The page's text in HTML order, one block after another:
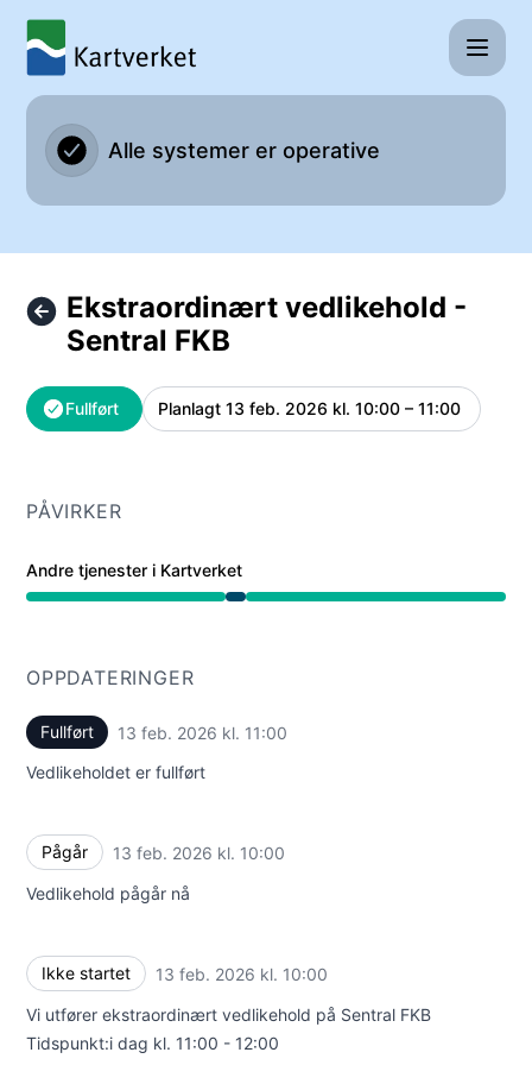
Kartverket - Ekstraordinært vedlikehold - Sentral FKB –
Alle systemer er operative
Ekstraordinært vedlikehold -
Sentral FKB
Fullført Planlagt 13 feb. 2026 kl. 10:00 – 11:00 UTC
PÅVIRKER
Andre tjenester i Kartverket
Vedlikehold fra 10:00 AM til 11:00 AM
OPPDATERINGER
Fullført 13 feb. 2026 kl. 11:00
Vedlikeholdet er fullført
Pågår 13 feb. 2026 kl. 10:00
Vedlikehold pågår nå
Ikke startet 13 feb. 2026 kl. 10:00
Vi utfører ekstraordinært vedlikehold på Sentral FKB
Tidspunkt:i dag kl. 11:00 - 12:00